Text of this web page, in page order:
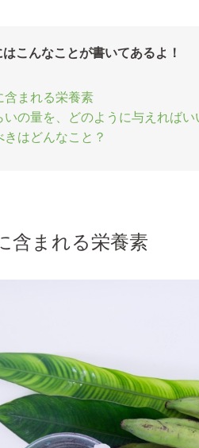
こんなことが書いてあるよ！
含まれる栄養素
いの量を、どのように与えればい
きはどんなこと？
含まれる栄養素